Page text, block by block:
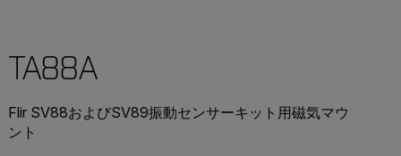
TA88A
Flir SV88およびSV89振動センサーキット用磁気マウ
ント